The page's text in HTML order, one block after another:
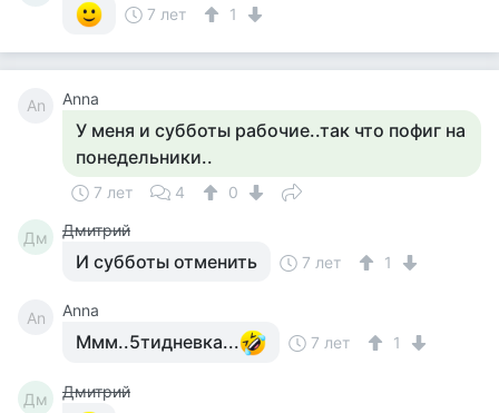
7 лет 1
An Anna
У меня и субботы рабочие..так что пофиг на
понедельники..
7 лет 4 0
Дм Дмитрий
И субботы отменить 7 лет 1
An Anna
Ммм..5тидневка... 7 лет 1
Дм
Дмитрий